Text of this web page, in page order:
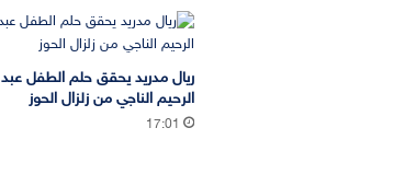
ريال مدريد يحقق حلم الطفل عبد
الرحيم الناجي من زلزال الحوز
17:01